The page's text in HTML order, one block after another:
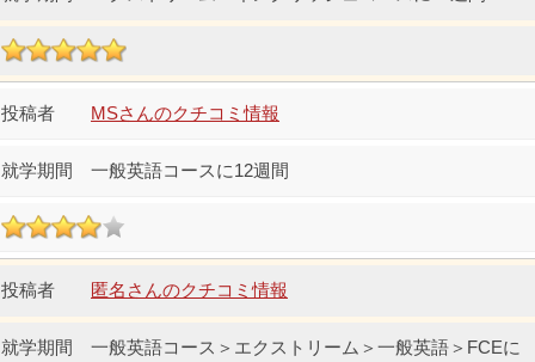
MSさんのクチコミ情報
一般英語コースに12週間
匿名さんのクチコミ情報
一般英語コース＞エクストリーム＞一般英語＞FCEに